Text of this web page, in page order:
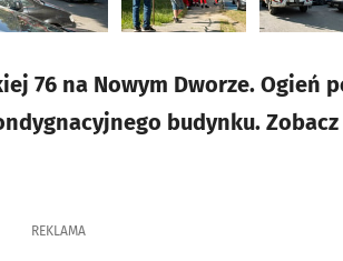
76 na Nowym Dworze. Ogień
budynku. Zobacz
REKLAMA